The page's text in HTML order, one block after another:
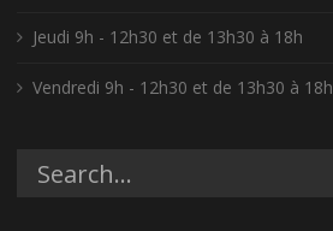
Jeudi 9h - 12h30 et de 13h30 à 18h
Vendredi 9h - 12h30 et de 13h30 à 18h